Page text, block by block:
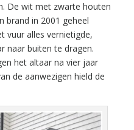
De wit met zwarte houten
brand in 2001 geheel
vuur alles vernietigde,
naar buiten te dragen.
het altaar na vier jaar
de aanwezigen hield de